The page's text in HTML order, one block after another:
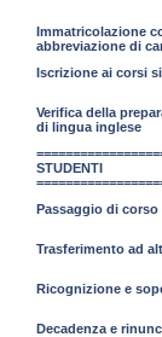
Immatricolazione
abbreviazione di
Iscrizione ai corsi
Verifica della
di lingua inglese
STUDENTI
Passaggio di corso
Trasferimento ad
Ricognizione e
Decadenza e